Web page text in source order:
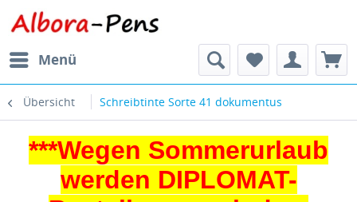
Menü
Übersicht Schreibtinte Sorte 41 dokumentus
***Wegen Sommerurlaub
werden DIPLOMAT-